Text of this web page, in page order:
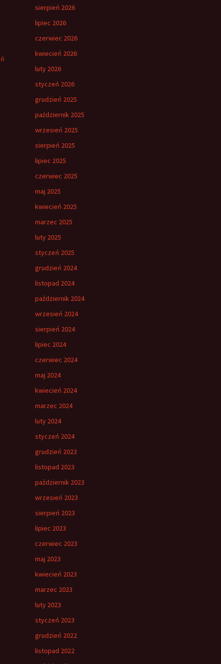
sierpień 2026
lipiec 2026
czerwiec 2026
kwiecień 2026
luty 2026
styczeń 2026
grudzień 2025
październik 2025
wrzesień 2025
sierpień 2025
lipiec 2025
czerwiec 2025
maj 2025
kwiecień 2025
marzec 2025
luty 2025
styczeń 2025
grudzień 2024
listopad 2024
październik 2024
wrzesień 2024
sierpień 2024
lipiec 2024
czerwiec 2024
maj 2024
kwiecień 2024
marzec 2024
luty 2024
styczeń 2024
grudzień 2023
listopad 2023
październik 2023
wrzesień 2023
sierpień 2023
lipiec 2023
czerwiec 2023
maj 2023
kwiecień 2023
marzec 2023
luty 2023
styczeń 2023
grudzień 2022
listopad 2022